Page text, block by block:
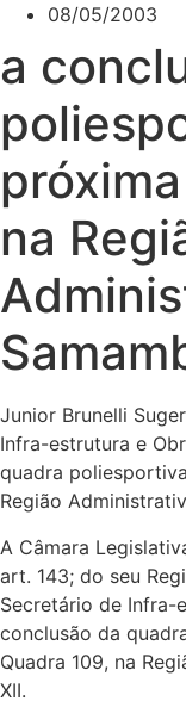
08/05/2003
a
na
Junior Brunelli
Infra-estrutura e
quadra
Região
A Câmara
art. 143; do seu
Secretário de Infra-
conclusão da
Quadra 109, na
XII.